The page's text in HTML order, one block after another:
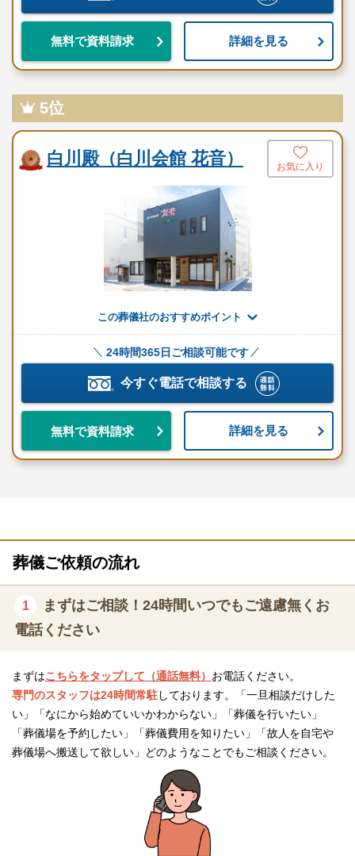
無料で資料請求 詳細を見る
5位
白川殿（白川会館 花音） お気に入り
この葬儀社のおすすめポイント
24時間365日ご相談可能です
今すぐ電話で相談する
無料で資料請求 詳細を見る
葬儀ご依頼の流れ
1
まずはご相談！24時間いつでもご遠慮無くお
電話ください
まずはこちらをタップして（通話無料） お電話ください。
専門のスタッフは24時間常駐しております。「一旦相談だけした
い」「なにから始めていいかわからない」「葬儀を行いたい」
「葬儀場を予約したい」「葬儀費用を知りたい」「故人を自宅や
葬儀場へ搬送して欲しい」どのようなことでもご相談ください。